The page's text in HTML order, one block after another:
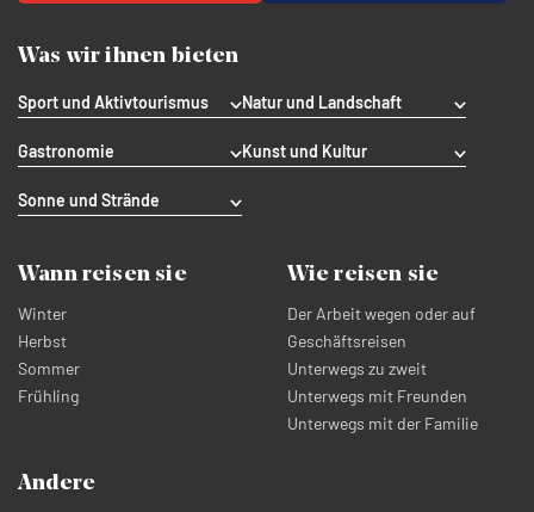
Was wir ihnen bieten
Sport und Aktivtourismus Natur und Landschaft
Gastronomie Kunst und Kultur
Sonne und Strände
Wann reisen sie
Winter
Herbst
Sommer
Frühling
Wie reisen sie
Der Arbeit wegen oder auf
Geschäftsreisen
Unterwegs zu zweit
Unterwegs mit Freunden
Unterwegs mit der Familie
Andere